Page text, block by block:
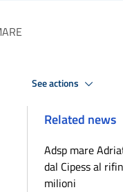
See actions
Related news
Adsp mare
dal Cipess al
milioni